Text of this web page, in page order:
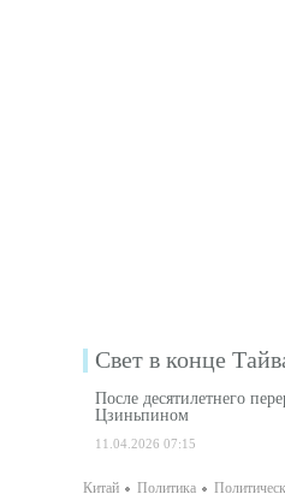
Свет в конце
После десятилетнего
Цзиньпином
11.04.2026 07:15
Китай Политика